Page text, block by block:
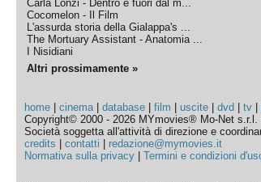
Carla Lonzi - Dentro e fuori dal m...
Cocomelon - Il Film
L'assurda storia della Gialappa's ...
The Mortuary Assistant - Anatomia ...
I Nisidiani
Altri prossimamente »
home |cinema|database |film |uscite |dvd |tv
Copyright© 2000 - 2026 MYmovies® Mo-Net
Società soggetta all'attività di direzione e
credits |contatti
redazione@mymovies.it
Normativa sulla privacy |Termini e condizioni